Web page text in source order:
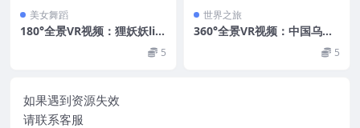
美女舞蹈
180°全景VR视频：狸妖妖liy
aoyao 20251116001 Alone
3D VR 180 8Kmp4 0609-015
世界之旅
360°全景VR视频：中国乌镇
VR ちゅうごくうちんvert중
국우진 vertWuzhenChina 5
如果遇到资源失效
请联系客服